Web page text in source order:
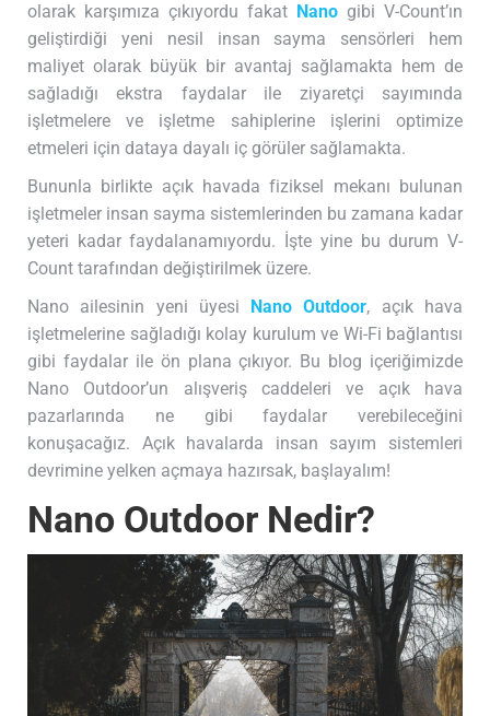
olarak karşımıza çıkıyordu fakat Nano gibi V-Count’ın
geliştirdiği yeni nesil insan sayma sensörleri hem
maliyet olarak büyük bir avantaj sağlamakta hem de
sağladığı ekstra faydalar ile ziyaretçi sayımında
işletmelere ve işletme sahiplerine işlerini optimize
etmeleri için dataya dayalı iç görüler sağlamakta.
Bununla birlikte açık havada fiziksel mekanı bulunan
işletmeler insan sayma sistemlerinden bu zamana kadar
yeteri kadar faydalanamıyordu. İşte yine bu durum V-
Count tarafından değiştirilmek üzere.
Nano ailesinin yeni üyesi
Nano Outdoor, açık hava
işletmelerine sağladığı kolay kurulum ve Wi-Fi bağlantısı
gibi faydalar ile ön plana çıkıyor. Bu blog içeriğimizde
Nano Outdoor’un alışveriş caddeleri ve açık hava
pazarlarında ne gibi faydalar verebileceğini
konuşacağız. Açık havalarda insan sayım sistemleri
devrimine yelken açmaya hazırsak, başlayalım!
Nano Outdoor Nedir?